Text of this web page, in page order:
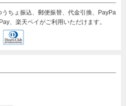
ちょ振込、郵便振替、代金引換、PayPa
、楽天ペイがご利用いただけます。